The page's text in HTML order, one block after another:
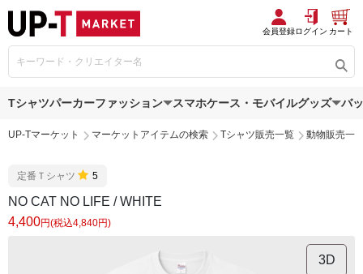
会員登録ログイン カート
Tシャツパーカーファッション スマホケース・モバイルグッズ バ
UP-Tマーケット マーケットアイテムの検索 Tシャツ販売一覧 動物販売一
定番Ｔシャツ 5
NO CAT NO LIFE / WHITE
4,400円(税込4,840円)
3D